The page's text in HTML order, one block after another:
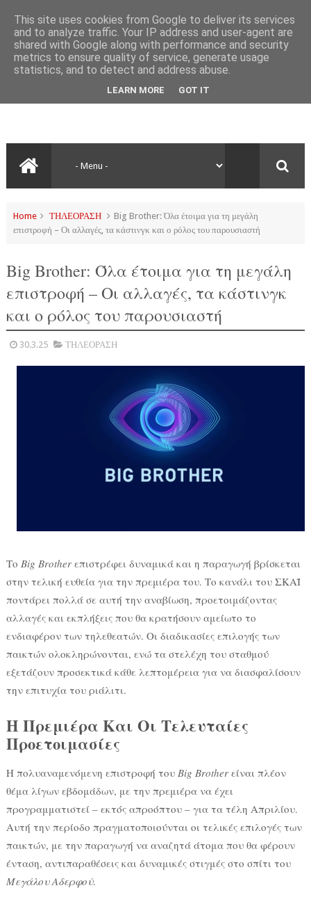
Home ΤΗΛΕΟΡΑΣΗ
Big Brother: Όλα έτοιμα για τη μεγάλη
επιστροφή – Οι αλλαγές, τα κάστινγκ και ο ρόλος του παρουσιαστή
Big Brother: Όλα έτοιμα για τη μεγάλη
επιστροφή – Οι αλλαγές, τα κάστινγκ
και ο ρόλος του παρουσιαστή
30.3.25 ΤΗΛΕΟΡΑΣΗ
Το Big Brotherεπιστρέφει δυναμικά και η παραγωγή βρίσκεται
στην τελική ευθεία για την πρεμιέρα του. Το κανάλι του ΣΚΑΪ
ποντάρει πολλά σε αυτή την αναβίωση, προετοιμάζοντας
αλλαγές και εκπλήξεις που θα κρατήσουν αμείωτο το
ενδιαφέρον των τηλεθεατών. Οι διαδικασίες επιλογής των
παικτών ολοκληρώνονται, ενώ τα στελέχη του σταθμού
εξετάζουν προσεκτικά κάθε λεπτομέρεια για να διασφαλίσουν
την επιτυχία του ριάλιτι.
Η Πρεμιέρα Και Οι Τελευταίες
Προετοιμασίες
Η πολυαναμενόμενη επιστροφή του Big Brotherείναι πλέον
θέμα λίγων εβδομάδων, με την πρεμιέρα να έχει
προγραμματιστεί – εκτός απροόπτου – για τα τέλη Απριλίου.
Αυτή την περίοδο πραγματοποιούνται οι τελικές επιλογές των
παικτών, με την παραγωγή να αναζητά άτομα που θα φέρουν
ένταση, αντιπαραθέσεις και δυναμικές στιγμές στο σπίτι του
Μεγάλου Αδερφού.
This site uses cookies from Google to deliver its services
and to analyze traffic. Your IP address and user-agent are
shared with Google along with performance and security
metrics to ensure quality of service, generate usage
statistics, and to detect and address abuse.
LEARN MORE GOT IT